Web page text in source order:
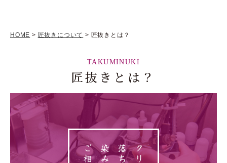
HOME > 匠抜きについて > 匠抜きとは？
TAKUMINUKI
匠抜きとは？